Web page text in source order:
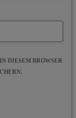
DIESEM BROWSER